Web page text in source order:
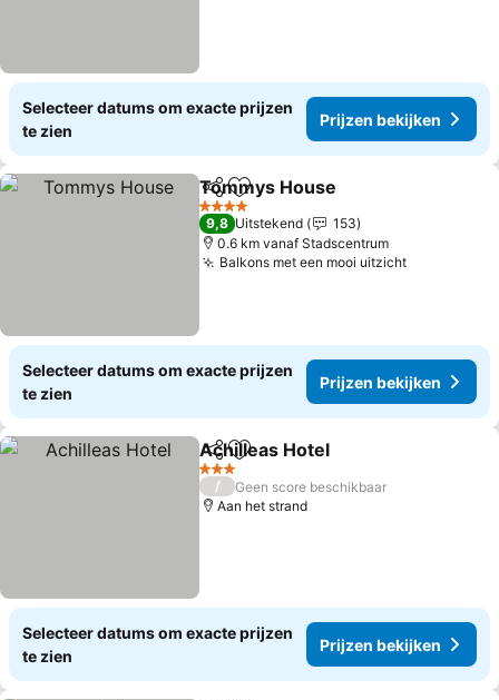
Selecteer datums om exacte prijzen
te zien
Prijzen bekijken
DelenToevoegen aan favorieten
Tommys House
4 Sterren
9,8 Uitstekend
153
0.6 km vanaf Stadscentrum
Balkons met een mooi uitzicht
Selecteer datums om exacte prijzen
te zien
Prijzen bekijken
DelenToevoegen aan favorieten
Achilleas Hotel
3 Sterren
/
Geen score beschikbaar
Aan het strand
Selecteer datums om exacte prijzen
te zien
Prijzen bekijken